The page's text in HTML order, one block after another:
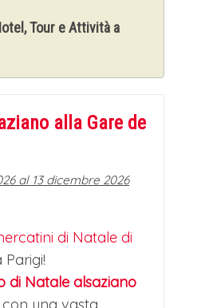
Tour e Attività a
alla Gare de
al 13 dicembre 2026
di Natale di
Parigi!
di Natale alsaziano